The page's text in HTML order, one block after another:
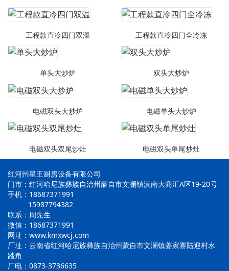
工程款直冷四门双温 工程款直冷四门全冷冻
单头大炒炉 双头大炒炉
电磁双头大炒炉 电磁单头大炒炉
电磁双头双尾炒灶 电磁双头单尾炒灶
红河州星王厨房设备有限公司
门市：红河哈尼族彝族自治州蒙自市文澜镇滇南大商汇A区19-20号
手机：18687371991
15987794382
联系：周先生
微信：18687371991
网址：www.kmxwcj.com
厂址：云南省红河哈尼族彝族自治州蒙自市文澜镇姜家寨陆迎村水
踏角
厂电：0873-3736635